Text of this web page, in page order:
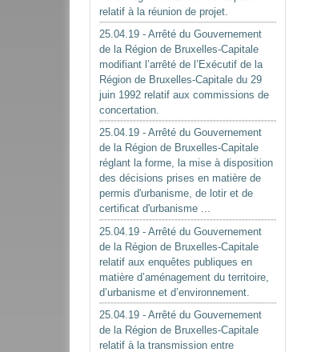
relatif à la réunion de projet.
25.04.19 - Arrêté du Gouvernement
de la Région de Bruxelles-Capitale
modifiant l’arrêté de l’Exécutif de la
Région de Bruxelles-Capitale du 29
juin 1992 relatif aux commissions de
concertation.
25.04.19 - Arrêté du Gouvernement
de la Région de Bruxelles-Capitale
réglant la forme, la mise à disposition
des décisions prises en matière de
permis d'urbanisme, de lotir et de
certificat d'urbanisme ...
25.04.19 - Arrêté du Gouvernement
de la Région de Bruxelles-Capitale
relatif aux enquêtes publiques en
matière d’aménagement du territoire,
d’urbanisme et d’environnement.
25.04.19 - Arrêté du Gouvernement
de la Région de Bruxelles-Capitale
relatif à la transmission entre